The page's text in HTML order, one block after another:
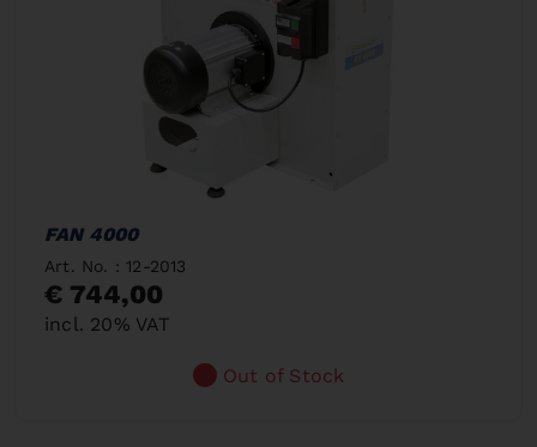
FAN 4000
Art. No. : 12-2013
€ 744,00
incl. 20% VAT
Out of Stock